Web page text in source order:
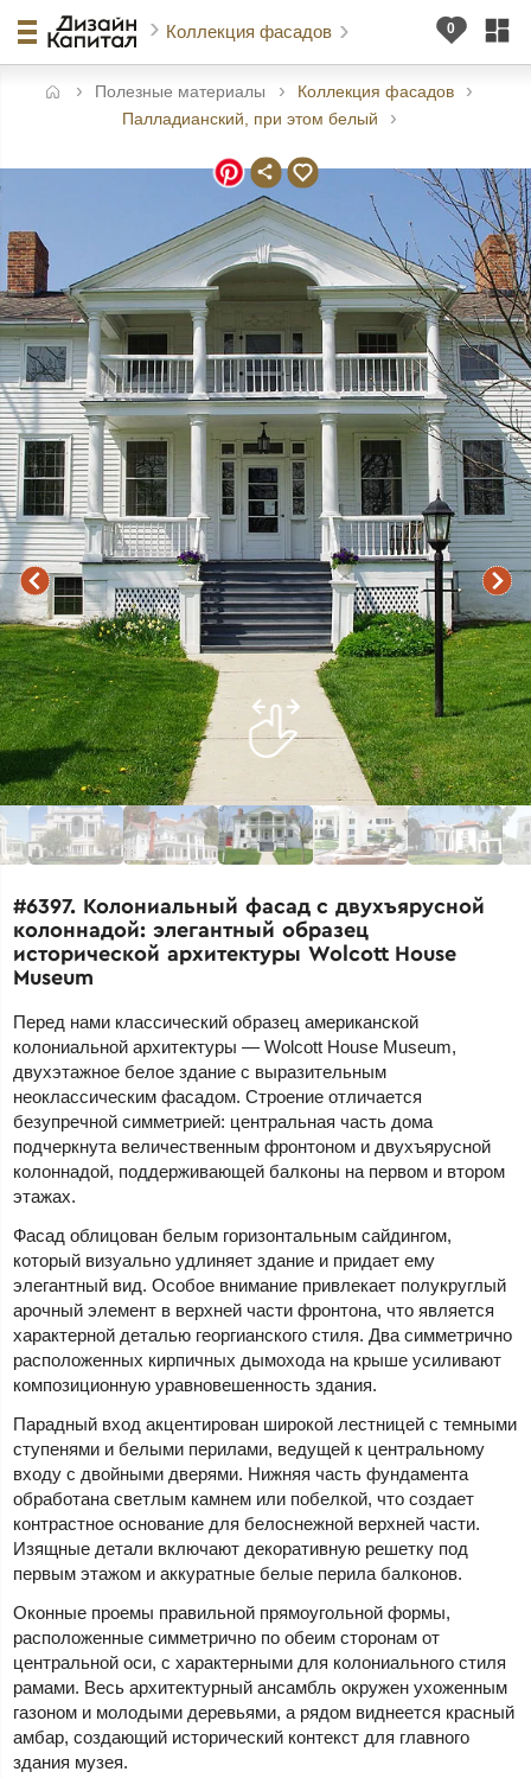
Коллекция фасадов
Полезные материалы
Коллекция фасадов
Палладианский, при этом белый
#6397. Колониальный фасад с двухъярусной
колоннадой: элегантный образец
исторической архитектуры Wolcott House
Museum
Перед нами классический образец американской
колониальной архитектуры — Wolcott House Museum,
двухэтажное белое здание с выразительным
неоклассическим фасадом. Строение отличается
безупречной симметрией: центральная часть дома
подчеркнута величественным фронтоном и двухъярусной
колоннадой, поддерживающей балконы на первом и втором
этажах.
Фасад облицован белым горизонтальным сайдингом,
который визуально удлиняет здание и придает ему
элегантный вид. Особое внимание привлекает полукруглый
арочный элемент в верхней части фронтона, что является
характерной деталью георгианского стиля. Два симметрично
расположенных кирпичных дымохода на крыше усиливают
композиционную уравновешенность здания.
Парадный вход акцентирован широкой лестницей с темными
ступенями и белыми перилами, ведущей к центральному
входу с двойными дверями. Нижняя часть фундамента
обработана светлым камнем или побелкой, что создает
контрастное основание для белоснежной верхней части.
Изящные детали включают декоративную решетку под
первым этажом и аккуратные белые перила балконов.
Оконные проемы правильной прямоугольной формы,
расположенные симметрично по обеим сторонам от
центральной оси, с характерными для колониального стиля
рамами. Весь архитектурный ансамбль окружен ухоженным
газоном и молодыми деревьями, а рядом виднеется красный
амбар, создающий исторический контекст для главного
здания музея.